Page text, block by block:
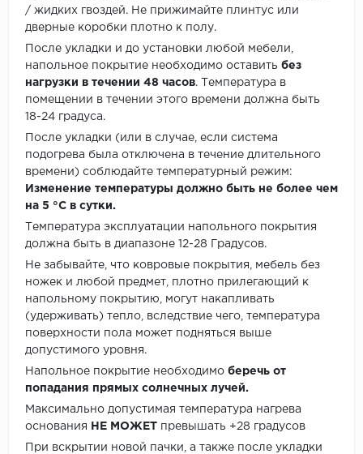
/ жидких гвоздей. Не прижимайте плинтус или
дверные коробки плотно к полу.
После укладки и до установки любой мебели,
напольное покрытие необходимо оставить без
нагрузки в течении 48 часов. Температура в
помещении в течении этого времени должна быть
18-24 градуса.
После укладки (или в случае, если система
подогрева была отключена в течение длительного
времени) соблюдайте температурный режим:
Изменение температуры должно быть не более чем
на 5 °C в сутки.
Температура эксплуатации напольного покрытия
должна быть в диапазоне 12-28 Градусов.
Не забывайте, что ковровые покрытия, мебель без
ножек и любой предмет, плотно прилегающий к
напольному покрытию, могут накапливать
(удерживать) тепло, вследствие чего, температура
поверхности пола может подняться выше
допустимого уровня.
Напольное покрытие необходимо беречь от
попадания прямых солнечных лучей.
Максимально допустимая температура нагрева
основания
НЕ МОЖЕТ превышать +28 градусов
При вскрытии новой пачки, а также после укладки